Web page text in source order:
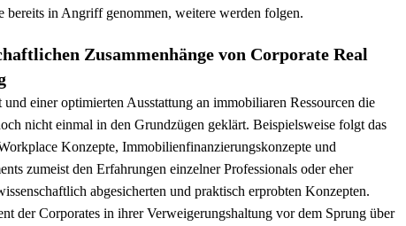
bereits in Angriff genommen, weitere werden folgen.
Zusammenhänge von Corporate Real
einer optimierten Ausstattung an immobiliaren Ressourcen die
nicht einmal in den Grundzügen geklärt. Beispielsweise folgt das
Konzepte, Immobilienfinanzierungskonzepte und
zumeist den Erfahrungen einzelner Professionals oder eher
abgesicherten und praktisch erprobten Konzepten.
der Corporates in ihrer Verweigerungshaltung vor dem Sprung über